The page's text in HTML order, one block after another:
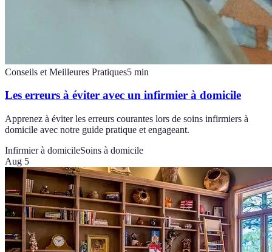
Conseils et Meilleures Pratiques5 min
Les erreurs à éviter avec un infirmier à domicile
Apprenez à éviter les erreurs courantes lors de soins infirmiers à
domicile avec notre guide pratique et engageant.
Infirmier à domicileSoins à domicile
Aug 5